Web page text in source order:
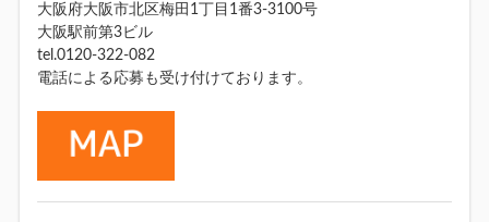
大阪府大阪市北区梅田1丁目1番3-3100号
大阪駅前第3ビル
tel.0120-322-082
電話による応募も受け付けております。